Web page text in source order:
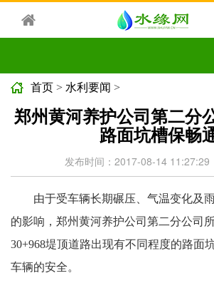
首页 > 水利要闻 >
郑州黄河养护公司第二分
路面坑槽保畅
发布时间：2017-08-14 11:27:29
由于受车辆长期碾压、气温变化及
的影响，郑州黄河养护公司第二分公司
30+968堤顶道路出现有不同程度的路面
车辆的安全。